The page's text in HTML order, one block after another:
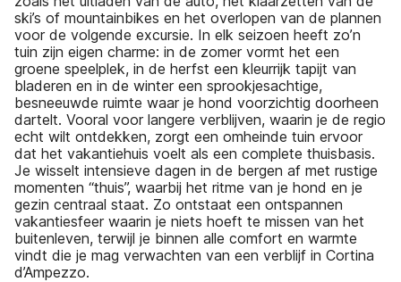
ski’s of mountainbikes en het overlopen van de plannen
voor de volgende excursie. In elk seizoen heeft zo’n
tuin zijn eigen charme: in de zomer vormt het een
groene speelplek, in de herfst een kleurrijk tapijt van
bladeren en in de winter een sprookjesachtige,
besneeuwde ruimte waar je hond voorzichtig doorheen
dartelt. Vooral voor langere verblijven, waarin je de regio
echt wilt ontdekken, zorgt een omheinde tuin ervoor
dat het vakantiehuis voelt als een complete thuisbasis.
Je wisselt intensieve dagen in de bergen af met rustige
momenten “thuis”, waarbij het ritme van je hond en je
gezin centraal staat. Zo ontstaat een ontspannen
vakantiesfeer waarin je niets hoeft te missen van het
buitenleven, terwijl je binnen alle comfort en warmte
vindt die je mag verwachten van een verblijf in Cortina
d’Ampezzo.